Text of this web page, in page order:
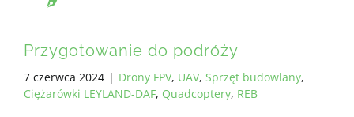
Przygotowanie do podróży
7 czerwca 2024 | Drony FPV, UAV, Sprzęt budowlany,
Ciężarówki LEYLAND-DAF, Quadcoptery, REB